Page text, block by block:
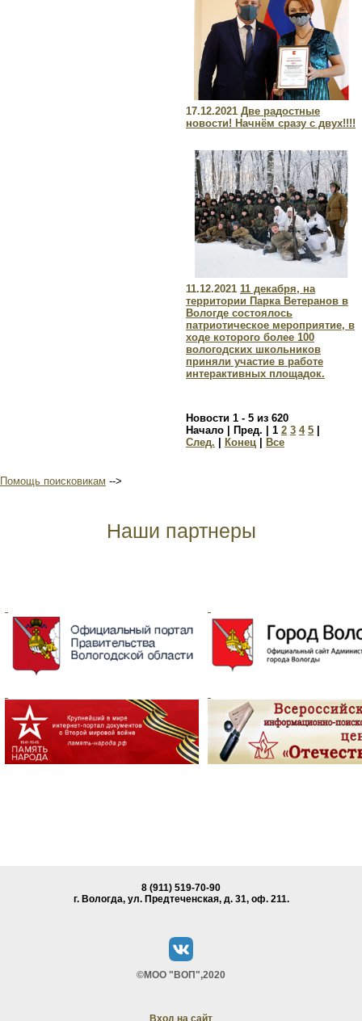
17.12.2021 Две радостные
новости! Начнём сразу с двух!!!!
11.12.2021 11 декабря, на
территории Парка Ветеранов в
Вологде состоялось
патриотическое мероприятие, в
ходе которого более 100
вологодских школьников
приняли участие в работе
интерактивных площадок.
Новости 1 - 5 из 620
Начало | Пред. | 1 2 3 4 5
След.
Конец Все
Помощь поисковикам -->
Наши партнеры
8 (911) 519-70-90
г. Вологда, ул. Предтеченская, д. 31, oф. 211.
©МОО "ВОП",2020